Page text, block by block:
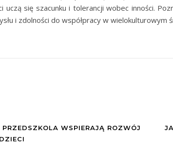
uczą się szacunku i tolerancji wobec inności.
i zdolności do współpracy w wielokulturowym
PRZEDSZKOLA WSPIERAJĄ ROZWÓJ